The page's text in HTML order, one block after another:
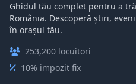
Ghidul tău complet pentru a
România. Descoperă știri,
în orașul tău.
253,200 locuitori
10% impozit fix